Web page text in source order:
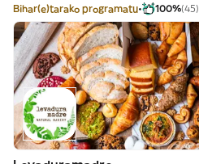
Bihar(e)tarako programatu 100%(45)